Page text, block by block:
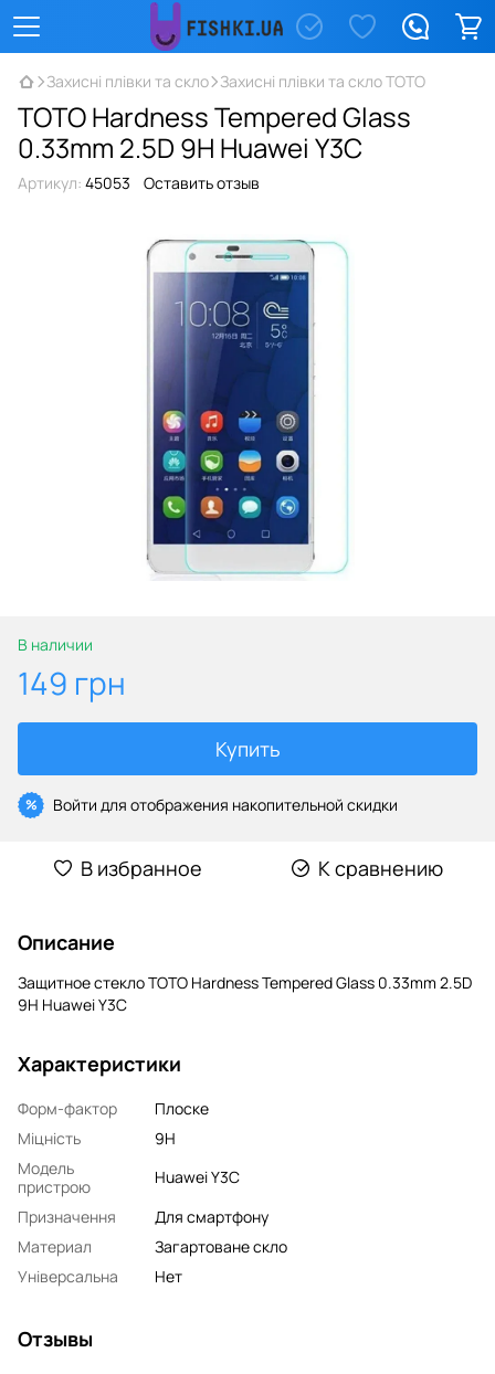
Захисні плівки та скло Захисні плівки та скло TOTO
TOTO Hardness Tempered Glass
0.33mm 2.5D 9H Huawei Y3C
Артикул: 45053 Оставить отзыв
В наличии
149 грн
Купить
% Войти для отображения накопительной скидки
В избранное К сравнению
Описание
Защитное стекло TOTO Hardness Tempered Glass 0.33mm 2.5D
9H Huawei Y3C
Характеристики
Форм-фактор
Плоске
Міцність
9H
Модель
пристрою
Huawei Y3C
Призначення
Для смартфону
Материал
Загартоване скло
Універсальна
Нет
Отзывы